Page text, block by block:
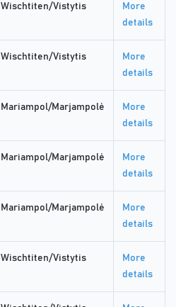
Wischtiten/Vistytis
More
details
Wischtiten/Vistytis
More
details
Mariampol/Marjampolė
More
details
Mariampol/Marjampolė
More
details
Mariampol/Marjampolė
More
details
Wischtiten/Vistytis
More
details